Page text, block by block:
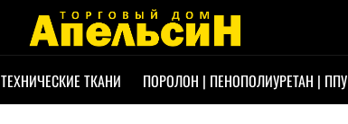
ТЕХНИЧЕСКИЕ ТКАНИ ПОРОЛОН | ПЕНОПОЛИУРЕТАН | ППУ